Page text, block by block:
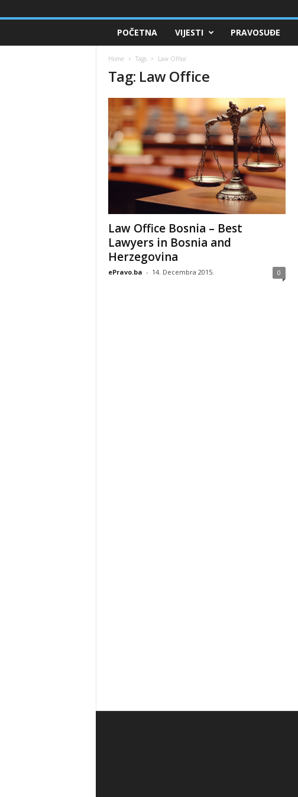
POČETNA VIJESTI PRAVOSUĐE
Home Tags Law Office
Tag: Law Office
Law Office Bosnia – Best
Lawyers in Bosnia and
Herzegovina
ePravo.ba - 14. Decembra 2015. 0